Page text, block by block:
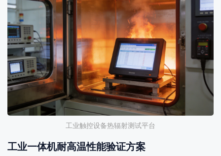
工业触控设备热辐射测试平台
工业一体机耐高温性能验证方案